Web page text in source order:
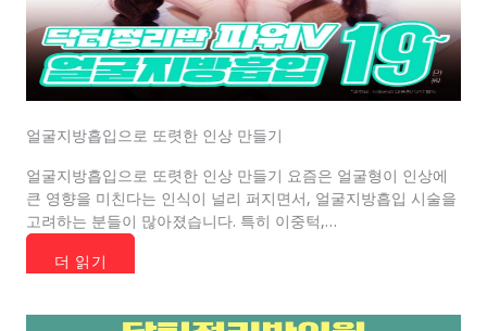
얼굴지방흡입으로 또렷한 인상 만들기
얼굴지방흡입으로 또렷한 인상 만들기 요즘은 얼굴형이 인상에
큰 영향을 미친다는 인식이 널리 퍼지면서, 얼굴지방흡입 시술을
고려하는 분들이 많아졌습니다. 특히 이중턱,…
더 읽기